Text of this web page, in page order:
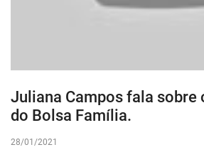
Juliana Campos fala sobre
do Bolsa Família.
28/01/2021